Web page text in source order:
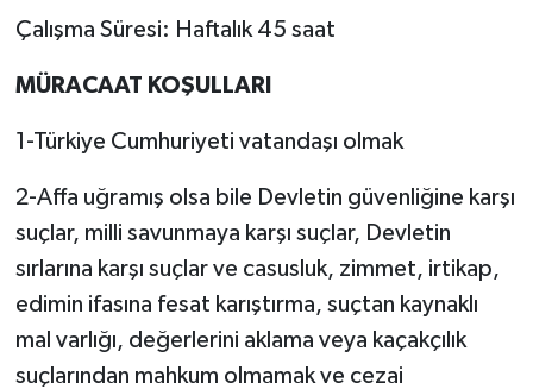
Çalışma Süresi: Haftalık 45 saat
MÜRACAAT KOŞULLARI
1-Türkiye Cumhuriyeti vatandaşı olmak
2-Affa uğramış olsa bile Devletin güvenliğine karşı
suçlar, milli savunmaya karşı suçlar, Devletin
sırlarına karşı suçlar ve casusluk, zimmet, irtikap,
edimin ifasına fesat karıştırma, suçtan kaynaklı
mal varlığı, değerlerini aklama veya kaçakçılık
suçlarından mahkum olmamak ve cezai